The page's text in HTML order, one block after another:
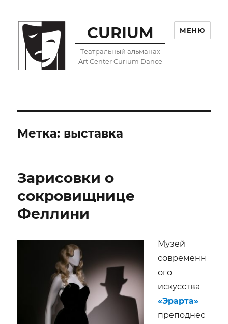
CURIUM
Театральный альманах
Art Center Curium Dance
МЕНЮ
Метка: выставка
Зарисовки о
сокровищнице
Феллини
Музей
современн
ого
искусства
«Эрарта»
преподнес